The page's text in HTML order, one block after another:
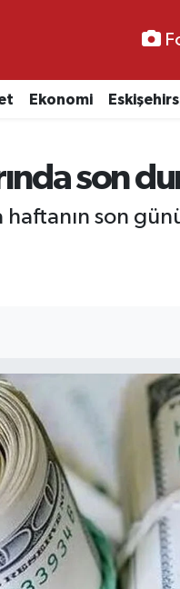
Ekonomi
son
haftanın son